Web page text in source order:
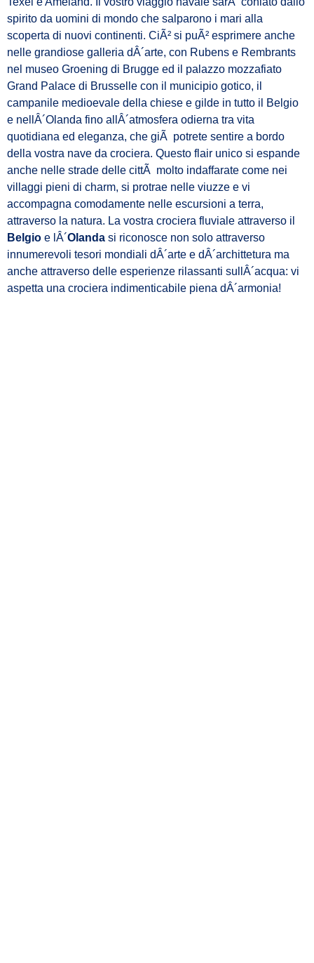
spirito da uomini di mondo che salparono i mari alla
scoperta di nuovi continenti. CiÃ² si puÃ² esprimere anche
nelle grandiose galleria dÂ´arte, con Rubens e Rembrants
nel museo Groening di Brugge ed il palazzo mozzafiato
Grand Palace di Brusselle con il municipio gotico, il
campanile medioevale della chiese e gilde in tutto il Belgio
e nellÂ´Olanda fino allÂ´atmosfera odierna tra vita
quotidiana ed eleganza, che giÃ potrete sentire a bordo
della vostra nave da crociera. Questo flair unico si espande
anche nelle strade delle cittÃ molto indaffarate come nei
villaggi pieni di charm, si protrae nelle viuzze e vi
accompagna comodamente nelle escursioni a terra,
attraverso la natura. La vostra crociera fluviale attraverso il
Belgio e lÂ´Olanda si riconosce non solo attraverso
innumerevoli tesori mondiali dÂ´arte e dÂ´archittetura ma
anche attraverso delle esperienze rilassanti sullÂ´acqua: vi
aspetta una crociera indimenticabile piena dÂ´armonia!